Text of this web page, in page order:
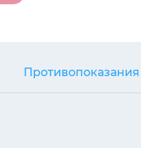
Противопоказания